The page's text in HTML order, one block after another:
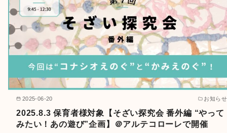
2025-06-20 お知らせ
2025.8.3 保育者様対象【そざい探究会 番外編 “やって
みたい！あの遊び”企画】＠アルテコローレで開催